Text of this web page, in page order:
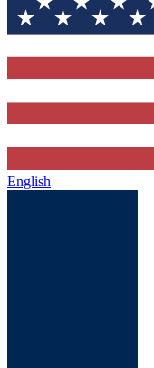
English